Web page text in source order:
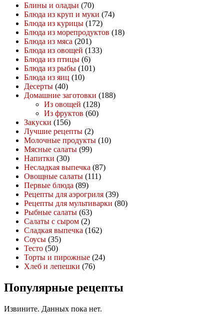
Блины и оладьи (70)
Блюда из круп и муки (74)
Блюда из курицы (172)
Блюда из морепродуктов (18)
Блюда из мяса (201)
Блюда из овощей (133)
Блюда из птицы (6)
Блюда из рыбы (101)
Блюда из яиц (10)
Десерты (40)
Домашние заготовки (188)
Из овощей (128)
Из фруктов (60)
Закуски (156)
Лучшие рецепты (2)
Молочные продукты (10)
Мясные салаты (99)
Напитки (30)
Несладкая выпечка (87)
Овощные салаты (111)
Первые блюда (89)
Рецепты для аэрогриля (39)
Рецепты для мультиварки (80)
Рыбные салаты (63)
Салаты с сыром (2)
Сладкая выпечка (162)
Соусы (35)
Тесто (50)
Торты и пирожные (24)
Хлеб и лепешки (76)
Популярные рецепты
Извините. Данных пока нет.